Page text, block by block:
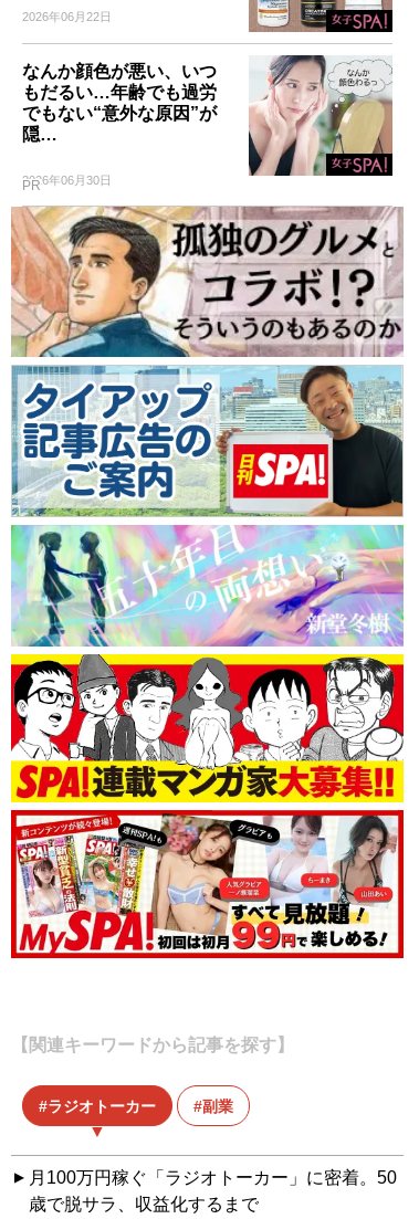
2026年06月22日
なんか顔色が悪い、いつ
もだるい…年齢でも過労
でもない“意外な原因”が
隠…
2026年06月30日
PR
【関連キーワードから記事を探す】
ラジオトーカー 副業
月100万円稼ぐ「ラジオトーカー」に密着。50
歳で脱サラ、収益化するまで